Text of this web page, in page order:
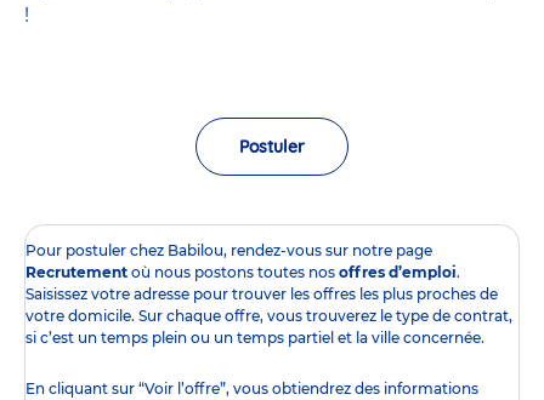
!
Postuler
Pour postuler chez Babilou, rendez-vous sur notre page
Recrutement où nous postons toutes nos offres d’emploi.
Saisissez votre adresse pour trouver les offres les plus proches de
votre domicile. Sur chaque offre, vous trouverez le type de contrat,
si c’est un temps plein ou un temps partiel et la ville concernée.
En cliquant sur “Voir l’offre”, vous obtiendrez des informations